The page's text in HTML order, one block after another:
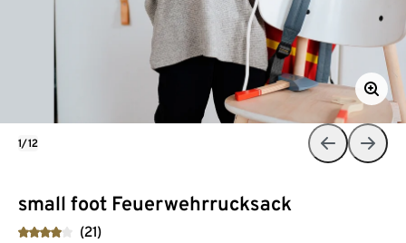
small foot Feuerwehrrucksack
(21)
1/12